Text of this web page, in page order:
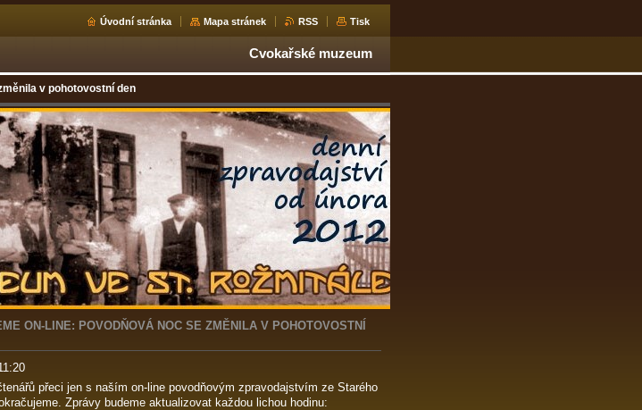
Úvodní stránka Mapa stránek RSS Tisk
Cvokařské muzeum
v pohotovostní den
ON-LINE: POVODŇOVÁ NOC SE ZMĚNILA V POHOTOVOSTNÍ
přeci jen s naším on-line povodňovým zpravodajstvím ze Starého
Zprávy budeme aktualizovat každou lichou hodinu: